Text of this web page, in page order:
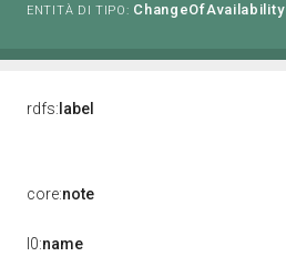
ENTITÀ DI TIPO: ChangeOfAvailability
rdfs: label
core:note
l0:name